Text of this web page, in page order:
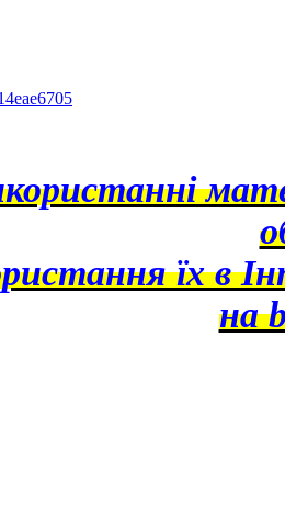
їх в
на